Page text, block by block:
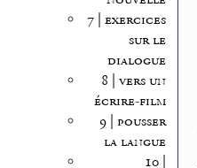
7 | exercices
sur le
dialogue
8 | vers un
écrire-film
9 | pousser
la langue
10 |